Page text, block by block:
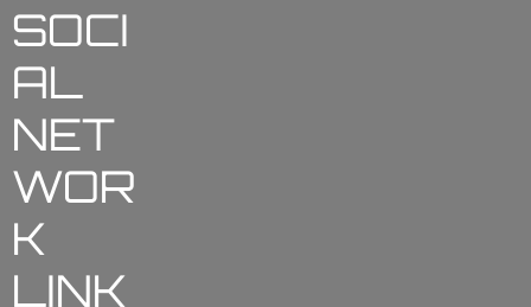
SOCI
AL
NET
WOR
K
LINK